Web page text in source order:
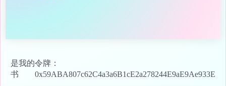
是我的
书
令牌：
0x59ABA807c62C4a3a6B1cE2a278244E9aE9Ae933E